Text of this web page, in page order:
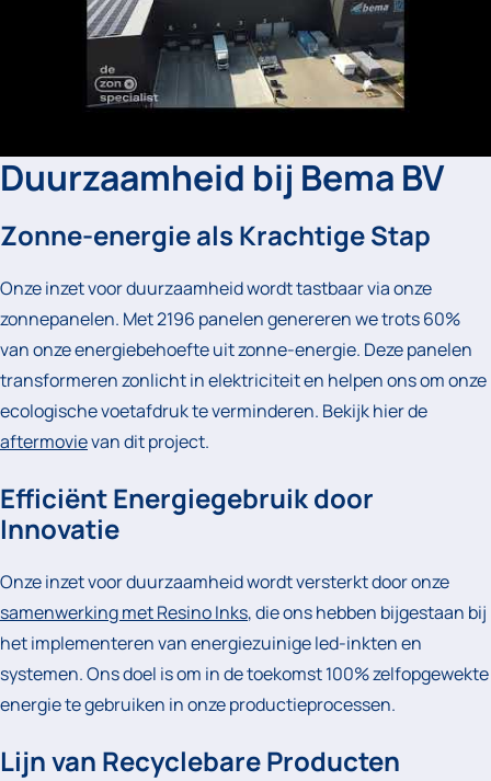
Duurzaamheid bij Bema BV
Zonne-energie als Krachtige Stap
Onze inzet voor duurzaamheid wordt tastbaar via onze
zonnepanelen. Met 2196 panelen genereren we trots 60%
van onze energiebehoefte uit zonne-energie. Deze panelen
transformeren zonlicht in elektriciteit en helpen ons om onze
ecologische voetafdruk te verminderen. Bekijk hier de
aftermovievan dit project.
Efficiënt Energiegebruik door
Innovatie
Onze inzet voor duurzaamheid wordt versterkt door onze
samenwerking met Resino Inks, die ons hebben bijgestaan bij
het implementeren van energiezuinige led-inkten en
systemen. Ons doel is om in de toekomst 100% zelfopgewekte
energie te gebruiken in onze productieprocessen.
Lijn van Recyclebare Producten